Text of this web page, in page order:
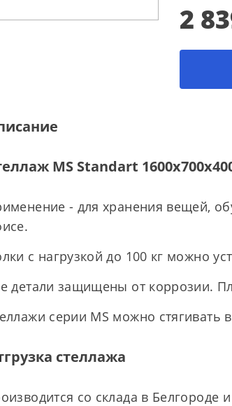
2
MS Standart
- для хранения вещей,
с нагрузкой до 100 кг можно
детали защищены от коррозии.
серии MS можно
стеллажа
со склада в Белгороде